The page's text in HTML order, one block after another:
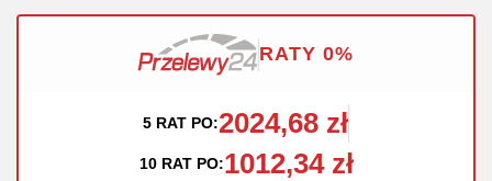
RATY 0%
5 RAT PO:2024,68 zł
10 RAT PO:1012,34 zł